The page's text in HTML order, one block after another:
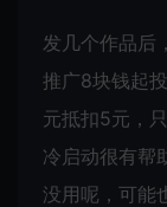
发几个作品后
推广8块钱起
元抵扣5元，
冷启动很有帮
没用呢，可能